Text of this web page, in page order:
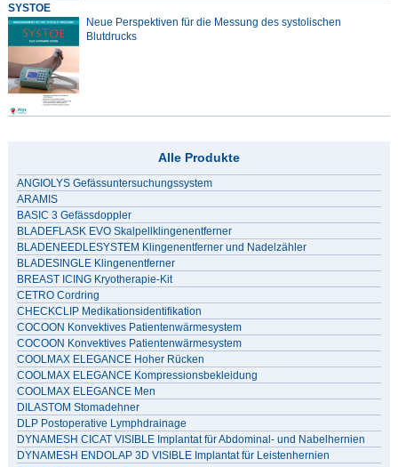
SYSTOE
Neue Perspektiven für die Messung des systolischen
Blutdrucks
Alle Produkte
ANGIOLYS Gefässuntersuchungssystem
ARAMIS
BASIC 3 Gefässdoppler
BLADEFLASK EVO Skalpellklingenentferner
BLADENEEDLESYSTEM Klingenentferner und Nadelzähler
BLADESINGLE Klingenentferner
BREAST ICING Kryotherapie-Kit
CETRO Cordring
CHECKCLIP Medikationsidentifikation
COCOON Konvektives Patientenwärmesystem
COCOON Konvektives Patientenwärmesystem
COOLMAX ELEGANCE Hoher Rücken
COOLMAX ELEGANCE Kompressionsbekleidung
COOLMAX ELEGANCE Men
DILASTOM Stomadehner
DLP Postoperative Lymphdrainage
DYNAMESH CICAT VISIBLE Implantat für Abdominal- und Nabelhernien
DYNAMESH ENDOLAP 3D VISIBLE Implantat für Leistenhernien